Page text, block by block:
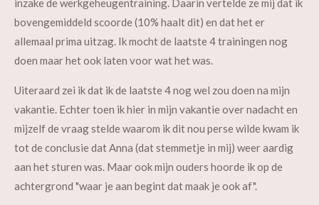
inzake de werkgeheugentraining. Daarin vertelde ze mij dat ik
bovengemiddeld scoorde (10% haalt dit) en dat het er
allemaal prima uitzag. Ik mocht de laatste 4 trainingen nog
doen maar het ook laten voor wat het was.
Uiteraard zei ik dat ik de laatste 4 nog wel zou doen na mijn
vakantie. Echter toen ik hier in mijn vakantie over nadacht en
mijzelf de vraag stelde waarom ik dit nou perse wilde kwam ik
tot de conclusie datAnna (dat stemmetje in mij) weer aardig
aan het sturen was. Maar ook mijn ouders hoorde ik op de
achtergrond "waar je aan begint dat maak je ook af".